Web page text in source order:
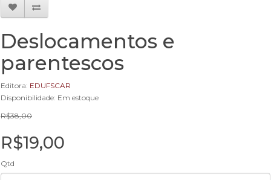
Deslocamentos e
parentescos
Editora: EDUFSCAR
Disponibilidade: Em estoque
R$38,00
R$19,00
Qtd